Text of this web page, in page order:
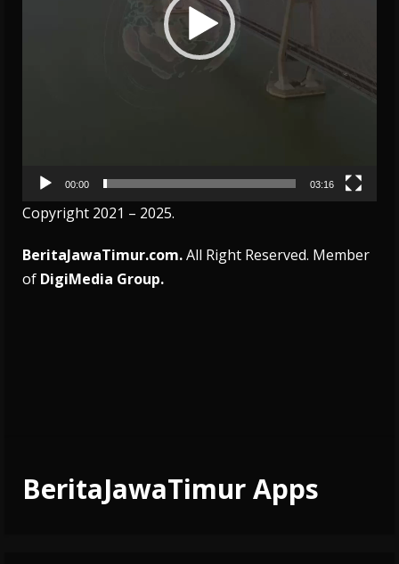
00:00 03:16
Copyright 2021 – 2025.
BeritaJawaTimur.com.All Right Reserved. Member
of DigiMedia Group.
BeritaJawaTimur Apps